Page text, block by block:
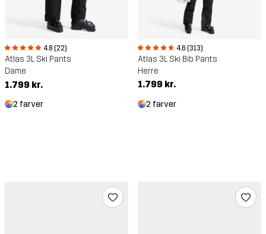
4.8 (22)
Atlas 3L Ski Pants
Dame
1.799 kr.
2 farver
4.6 (313)
Atlas 3L Ski Bib Pants
Herre
1.799 kr.
2 farver